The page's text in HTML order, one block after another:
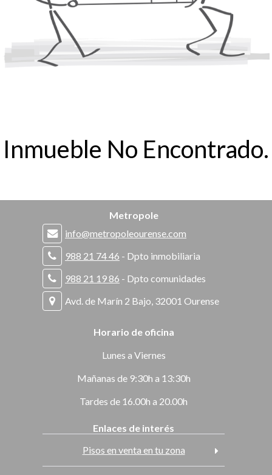
Inmueble No Encontrado.
Metropole
info@metropoleourense.com
988 21 74 46 - Dpto inmobiliaria
988 21 19 86 - Dpto comunidades
Avd. de Marín 2 Bajo, 32001 Ourense
Horario de oficina
Lunes a Viernes
Mañanas de 9:30h a 13:30h
Tardes de 16.00h a 20.00h
Enlaces de interés
Pisos en venta en tu zona